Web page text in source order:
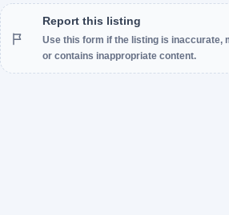
Report this listing
Use this form if the listing is inaccurate,
or contains inappropriate content.